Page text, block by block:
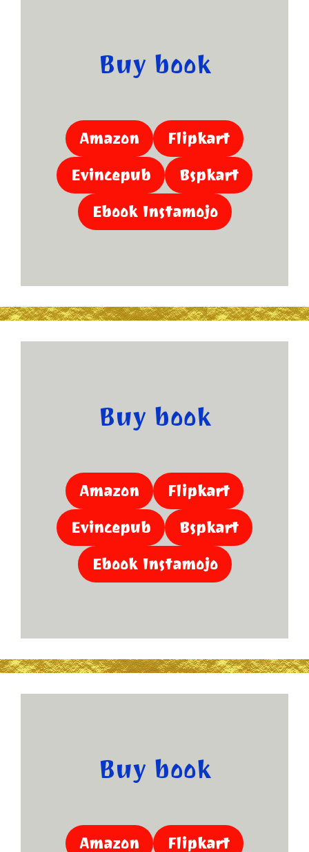
Buy book
Amazon
Flipkart
Evincepub
Bspkart
Ebook Instamojo
Buy book
Amazon
Flipkart
Evincepub
Bspkart
Ebook Instamojo
Buy book
Amazon Flipkart